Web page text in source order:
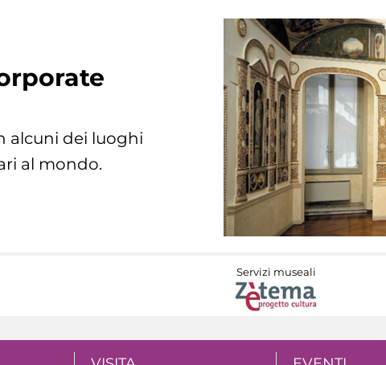
alcuni dei luoghi
al mondo.
Servizi museali